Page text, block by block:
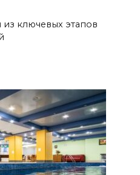
ключевых этапов